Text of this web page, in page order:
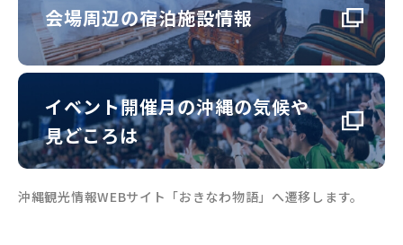
会場周辺の宿泊施設情報
イベント開催月の沖縄の気候や
見どころは
沖縄観光情報WEBサイト「おきなわ物語」へ遷移します。